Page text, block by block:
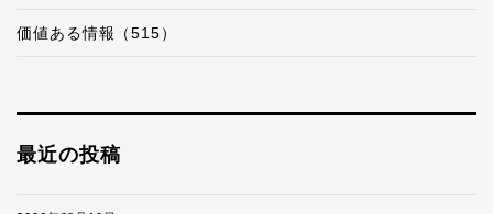
価値ある情報（515）
最近の投稿